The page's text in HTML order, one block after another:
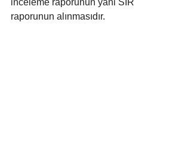
inceleme raporunun yani SİR
raporunun alınmasıdır.